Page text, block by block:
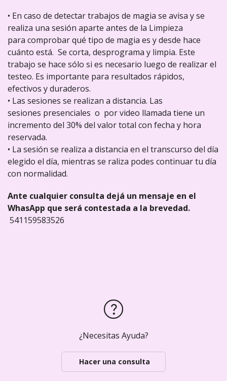
• En caso de detectar trabajos de magia se avisa y se
realiza una sesión aparte antes de la Limpieza
para comprobar qué tipo de magia es y desde hace
cuánto está. Se corta, desprograma y limpia. Este
trabajo se hace sólo si es necesario luego de realizar el
testeo. Es importante para resultados rápidos,
efectivos y duraderos.
• Las sesiones se realizan a distancia. Las
sesiones presenciales o por video llamada tiene un
incremento del 30% del valor total con fecha y hora
reservada.
• La sesión se realiza a distancia en el transcurso del día
elegido el día, mientras se raliza podes continuar tu día
con normalidad.
Ante cualquier consulta dejá un mensaje en el
WhasApp que será contestada a la brevedad.
541159583526
¿Necesitas Ayuda?
Hacer una consulta